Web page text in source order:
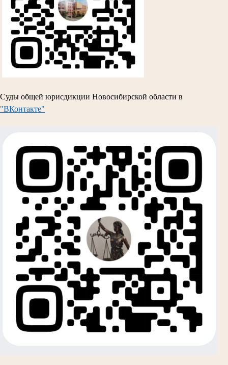
Суды общей юрисдикции Новосибирской области в
"ВКонтакте"